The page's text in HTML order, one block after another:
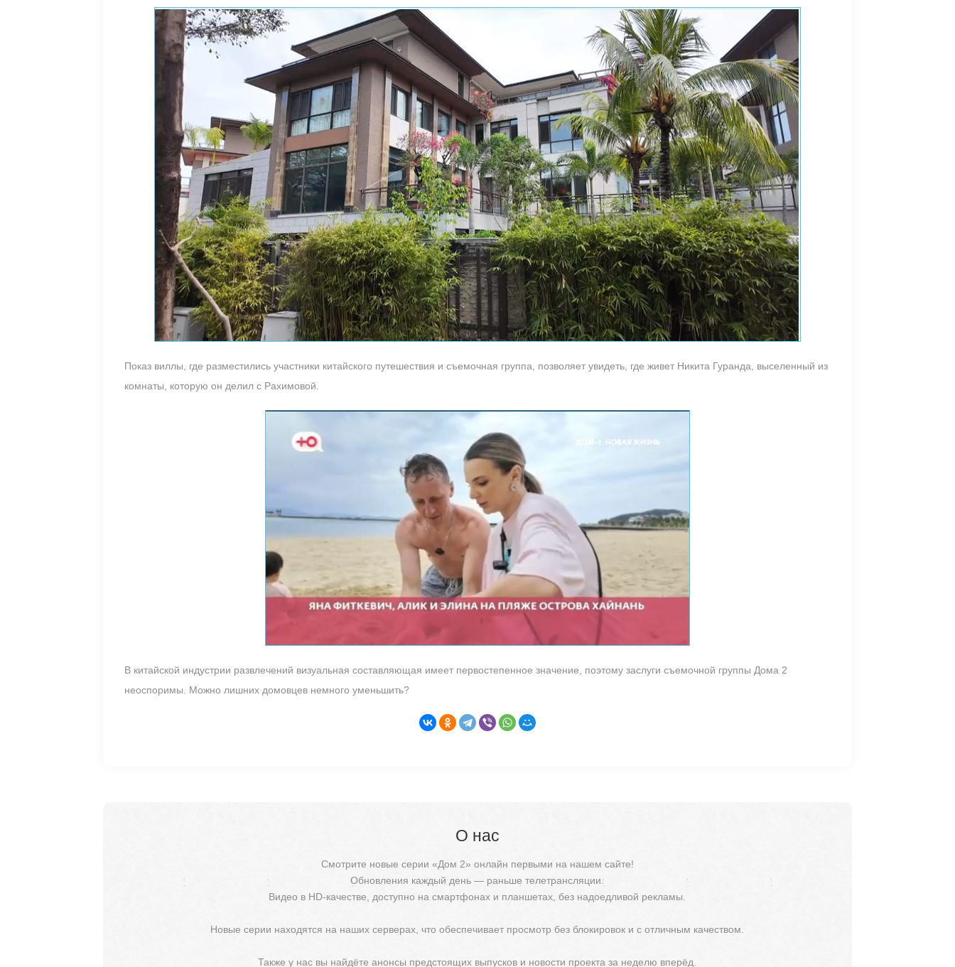
Показ виллы, где разместились участники китайского путешествия и съемочная группа, позволяет увидеть, где живет Никита Гуранда, выселенный из
комнаты, которую он делил с Рахимовой.
В китайской индустрии развлечений визуальная составляющая имеет первостепенное значение, поэтому заслуги съемочной группы Дома 2
неоспоримы. Можно лишних домовцев немного уменьшить?
О нас
Смотрите новые серии «Дом 2» онлайн первыми на нашем сайте!
Обновления каждый день — раньше телетрансляции.
Видео в HD-качестве, доступно на смартфонах и планшетах, без надоедливой рекламы.
Новые серии находятся на наших серверах, что обеспечивает просмотр без блокировок и с отличным качеством.
Также у нас вы найдёте анонсы предстоящих выпусков и новости проекта за неделю вперёд.